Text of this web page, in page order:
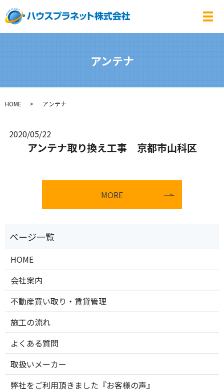
メ
アンテナ
HOME アンテナ
2020/05/22
アンテナ取り換え工事 京都市山科区
MORE
HOME
会社案内
不動産買い取り・賃貸管理
施工の流れ
よくある質問
取扱いメーカー
弊社をご利用頂きました『お客様の声』